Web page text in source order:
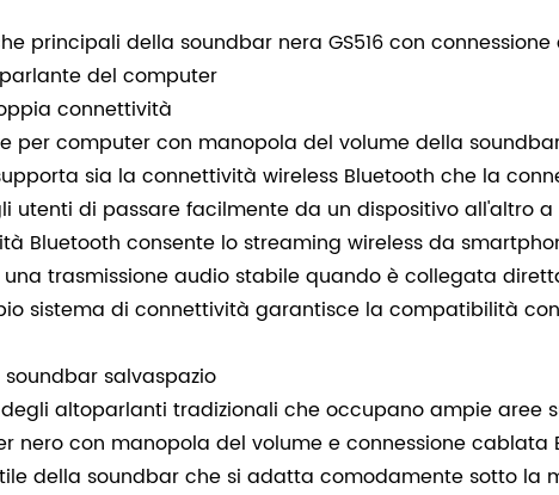
principali della soundbar nera GS516 con
del computer
connettività
per computer con manopola del volume della
sia la connettività wireless Bluetooth che la
utenti di passare facilmente da un dispositivo all'altro
Bluetooth consente lo streaming wireless da
una trasmissione audio stabile quando è collegata
sistema di connettività garantisce la compatibilità
salvaspazio
altoparlanti tradizionali che occupano ampie aree
nero con manopola del volume e connessione cablata
della soundbar che si adatta comodamente sotto la